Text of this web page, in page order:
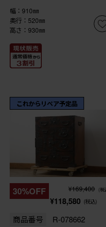
幅：910㎜
奥行：520㎜
高さ：930㎜
これからリペア予定品
30%OFF ¥169,400 (税
¥118,580 (税込)
商品番号 R-078662